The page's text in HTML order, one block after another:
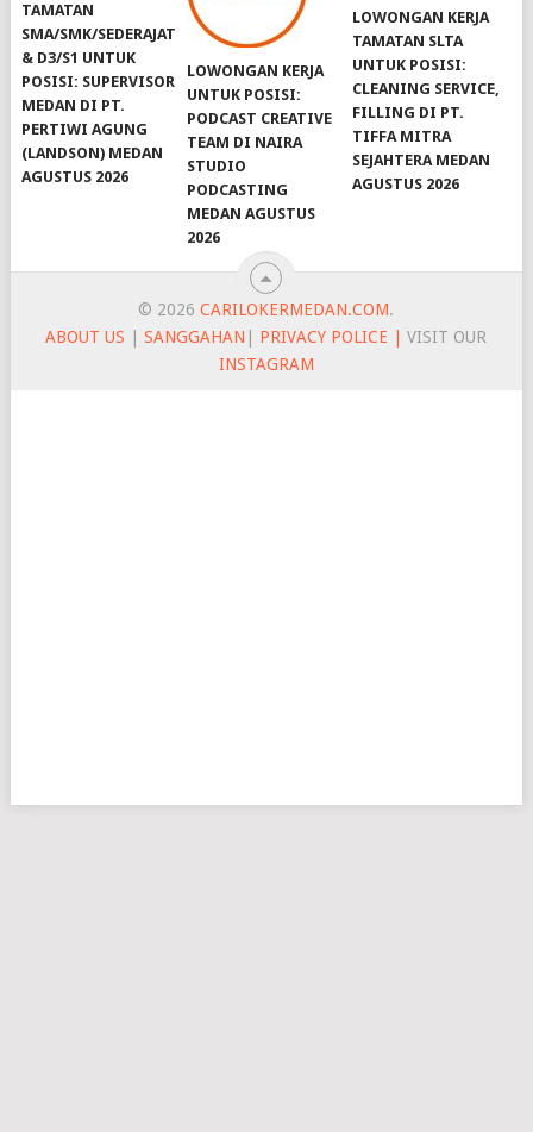
TAMATAN
SMA/SMK/SEDERAJAT
& D3/S1 UNTUK
POSISI: SUPERVISOR
MEDAN DI PT.
PERTIWI AGUNG
(LANDSON) MEDAN
AGUSTUS 2026
LOWONGAN KERJA
UNTUK POSISI:
PODCAST CREATIVE
TEAM DI NAIRA
STUDIO
PODCASTING
MEDAN AGUSTUS
2026
LOWONGAN KERJA
TAMATAN SLTA
UNTUK POSISI:
CLEANING SERVICE,
FILLING DI PT.
TIFFA MITRA
SEJAHTERA MEDAN
AGUSTUS 2026
© 2026CARILOKERMEDAN.COM.
ABOUT US |SANGGAHAN PRIVACY POLICE |
VISIT OUR
INSTAGRAM